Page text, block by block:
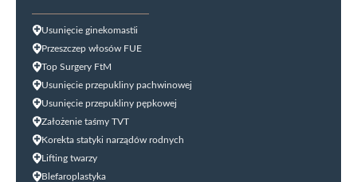
Usunięcie ginekomastii
Przeszczep włosów FUE
Top Surgery FtM
Usunięcie przepukliny pachwinowej
Usunięcie przepukliny pępkowej
Założenie taśmy TVT
Korekta statyki narządów rodnych
Lifting twarzy
Blefaroplastyka